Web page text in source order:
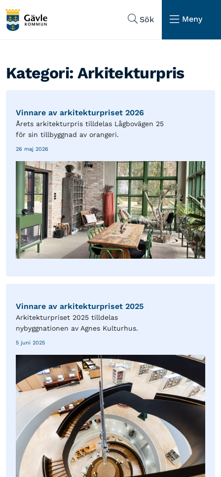
Sök
Meny
Kategori: Arkitekturpris
Vinnare av arkitekturpriset 2026
Årets arkitekturpris tilldelas Lågbovägen 25
för sin tillbyggnad av orangeri.
26 maj 2026
Vinnare av arkitekturpriset 2025
Arkitekturpriset 2025 tilldelas
nybyggnationen av Agnes Kulturhus.
5 juni 2025